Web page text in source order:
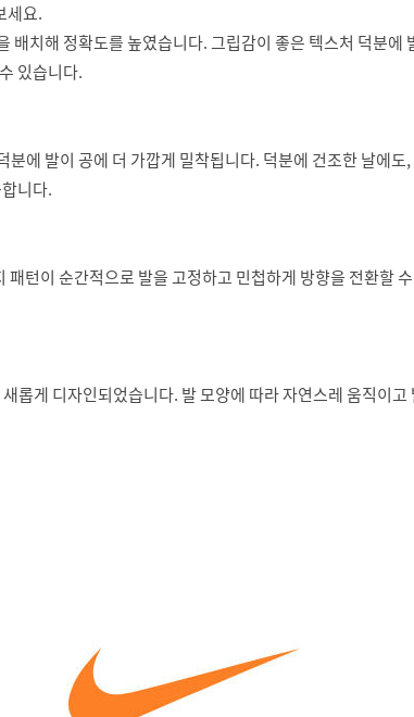
세요.
배치해 정확도를 높였습니다. 그립감이 좋은 텍스처 덕분에
있습니다.
에 발이 공에 더 가깝게 밀착됩니다. 덕분에 건조한 날에도
니다.
턴이 순간적으로 발을 고정하고 민첩하게 방향을 전환할
롭게 디자인되었습니다. 발 모양에 따라 자연스레 움직이고